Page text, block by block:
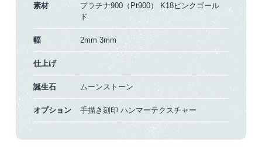
素材 プラチナ900（Pt900）
K18ピンクゴール
ド
幅 2mm 3mm
仕上げ
誕生石 ムーンストーン
オプション 手描き刻印 ハンマーテクスチャー